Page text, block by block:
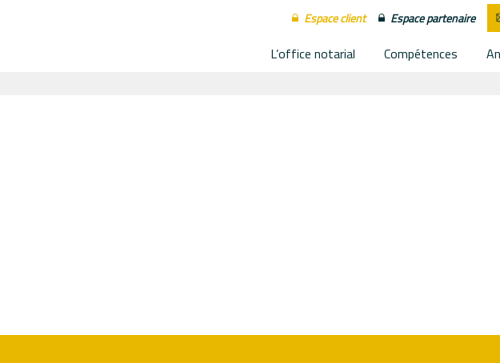
Espace client Espace partenaire
L’office notarial Compétences